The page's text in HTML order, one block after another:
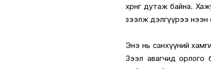
хөрөнгө дутаж байна.
зээлж дэлгүүрээ нээн
Энэ нь санхүүний
Зээл авагчид орлого